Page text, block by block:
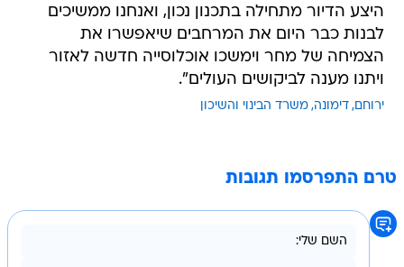
היצע הדיור מתחילה בתכנון נכון, ואנחנו ממשיכים
לבנות כבר היום את המרחבים שיאפשרו את
הצמיחה של מחר וימשכו אוכלוסייה חדשה לאזור
ויתנו מענה לביקושים העולים".
ירוחם דימונה משרד הבינוי והשיכון
טרם התפרסמו תגובות